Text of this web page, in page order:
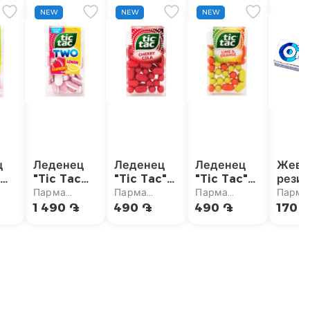
NEW
Леденец
"Tic Tac
Two"
лимон,
Парма
супермаркет
1 490 ֏
NEW
Леденец
"Tic Tac"
вишня,
кола 18г
Парма
супермаркет
490 ֏
NEW
Леденец
"Tic Tac"
лайм,
апельсин
Парма
супермаркет
490 ֏
Парма
170